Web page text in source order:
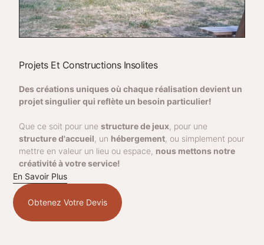
Projets Et Constructions Insolites
Des créations uniques où chaque réalisation devient un
projet singulier qui reflète un besoin particulier!
Que ce soit pour unestructure de jeux, pour une
structure d'accueil, un hébergement, ou simplement pour
mettre en valeur un lieu ou espace, nous mettons notre
créativité à votre service!
En Savoir Plus
Obtenez Votre Devis